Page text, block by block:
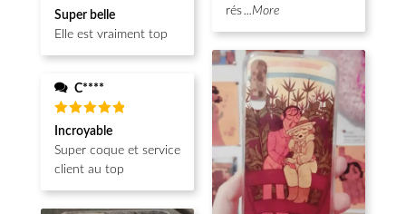
Note 5
sur 5
Super belle
Elle est vraiment top
C****
Note5
sur 5
Incroyable
Super coque et service
client au top
rés...More